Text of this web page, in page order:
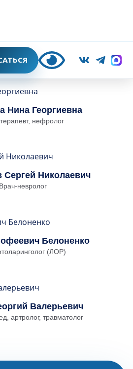
Нина Георгиевна
нефролог
Сергей Николаевич
Врач-невролог
Белоненко
(ЛОР)
Валерьевич
артролог, травматолог